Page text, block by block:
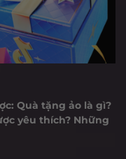
Quà tặng ảo là gì?
yêu thích? Những